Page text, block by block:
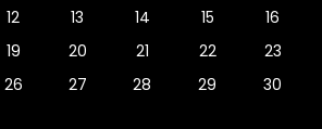
12 13 14 15
16
19 20 21 22
23
26 27 28 29
30